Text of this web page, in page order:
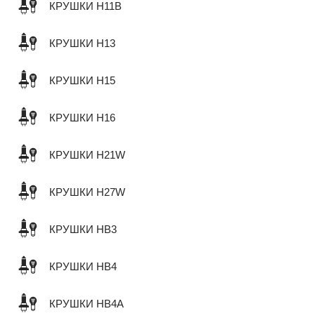
КРУШКИ H11B
КРУШКИ H13
КРУШКИ H15
КРУШКИ H16
КРУШКИ H21W
КРУШКИ H27W
КРУШКИ HB3
КРУШКИ HB4
КРУШКИ HB4A